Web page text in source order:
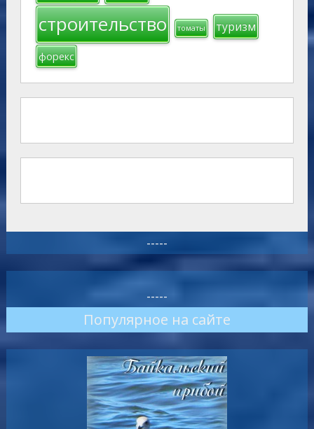
строительство томаты туризм
форекс
-----
-----
Популярное на сайте